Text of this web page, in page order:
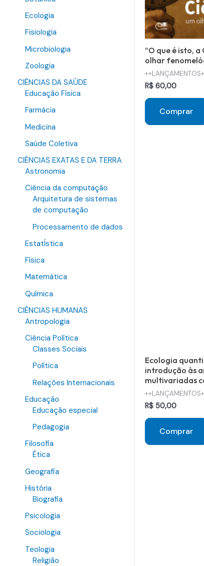
Ecologia
Fisiologia
Microbiologia
Zoologia
CIÊNCIAS DA SAÚDE
Educação Física
Farmácia
Medicina
Saúde Coletiva
CIÊNCIAS EXATAS E DA TERRA
Astronomia
Ciência da computação
Arquitetura de sistemas
de computação
Processamento de dados
EstatÍstica
Física
Matemática
Química
CIÊNCIAS HUMANAS
Antropologia
Ciência Política
Classes Sociais
Política
Relações Internacionais
Educação
Educação especial
Pedagogia
Filosofia
Ética
Geografia
História
Biografia
Psicologia
Sociologia
Teologia
Religião
“O que é isto, a
olhar
++LANÇAMENTOS+
R$60,00
Comprar
Ecologia
introdução às
multivariadas
++LANÇAMENTOS+
R$50,00
Comprar